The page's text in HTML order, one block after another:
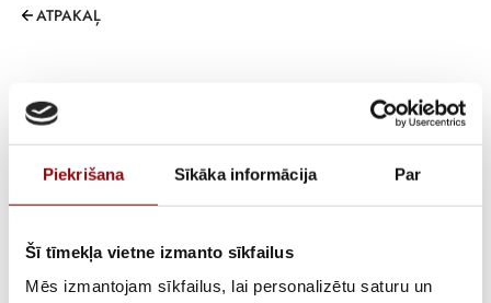
Piekrišana Sīkāka informācija Par
Šī tīmekļa vietne izmanto sīkfailus
Mēs izmantojam sīkfailus, lai personalizētu saturu un
ATPAKAĻ